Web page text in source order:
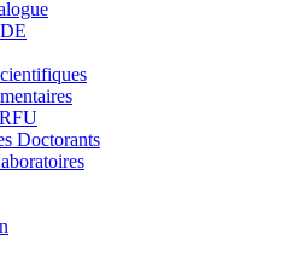
Doctorants